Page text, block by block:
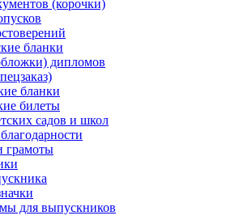
(корочки)
бланки
дипломов
бланки
билеты
садов и школ
грамоты
для выпускников